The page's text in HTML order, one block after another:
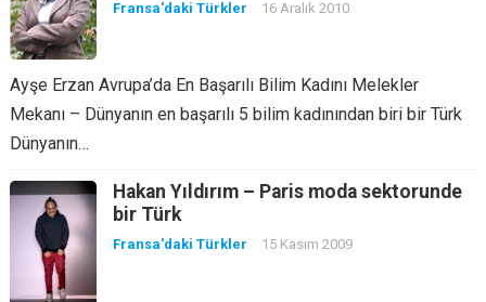
Fransa'daki Türkler 16 Aralık 2010
Ayşe Erzan Avrupa’da En Başarılı Bilim Kadını Melekler
Mekanı – Dünyanın en başarılı 5 bilim kadınından biri bir Türk
Dünyanın…
Hakan Yıldırım – Paris moda sektorunde
bir Türk
Fransa'daki Türkler 15 Kasım 2009